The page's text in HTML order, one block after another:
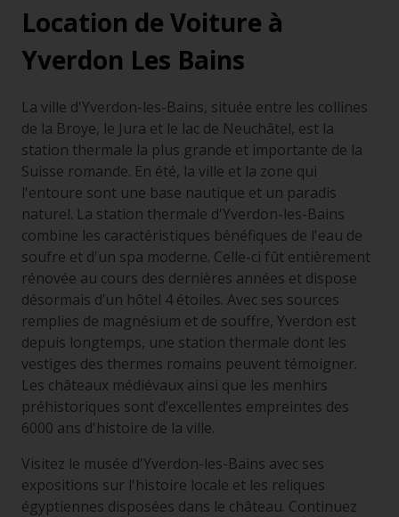
Location de Voiture à
Yverdon Les Bains
La ville d'Yverdon-les-Bains, située entre les collines
de la Broye, le Jura et le lac de Neuchâtel, est la
station thermale la plus grande et importante de la
Suisse romande. En été, la ville et la zone qui
l'entoure sont une base nautique et un paradis
naturel. La station thermale d'Yverdon-les-Bains
combine les caractéristiques bénéfiques de l'eau de
soufre et d'un spa moderne. Celle-ci fût entièrement
rénovée au cours des dernières années et dispose
désormais d’un hôtel 4 étoiles. Avec ses sources
remplies de magnésium et de souffre, Yverdon est
depuis longtemps, une station thermale dont les
vestiges des thermes romains peuvent témoigner.
Les châteaux médiévaux ainsi que les menhirs
préhistoriques sont d’excellentes empreintes des
6000 ans d'histoire de la ville.
Visitez le musée d'Yverdon-les-Bains avec ses
expositions sur l'histoire locale et les reliques
égyptiennes disposées dans le château. Continuez